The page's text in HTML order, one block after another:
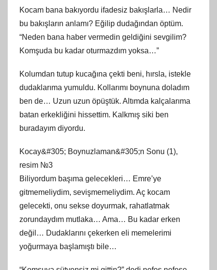
Kocam bana bakıyordu ifadesiz bakışlarla… Nedir
bu bakışların anlamı? Eğilip dudağından öptüm.
“Neden bana haber vermedin geldiğini sevgilim?
Komşuda bu kadar oturmazdım yoksa…”
Kolumdan tutup kucağına çekti beni, hırsla, istekle
dudaklarıma yumuldu. Kollarımı boynuna doladım
ben de… Uzun uzun öpüştük. Altımda kalçalarıma
batan erkekliğini hissettim. Kalkmış siki ben
buradayım diyordu.
Kocay&#305; Boynuzlaman&#305;n Sonu (1),
resim №3
Biliyordum başıma gelecekleri… Emre’ye
gitmemeliydim, sevişmemeliydim. Aç kocam
gelecekti, onu sekse doyurmak, rahatlatmak
zorundaydım mutlaka… Ama… Bu kadar erken
değil… Dudaklarını çekerken eli memelerimi
yoğurmaya başlamıştı bile…